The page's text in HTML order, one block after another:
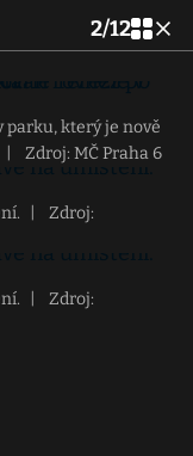
2/12
parku, který je nově
Zdroj: MČ Praha 6
Zdroj:
Zdroj: